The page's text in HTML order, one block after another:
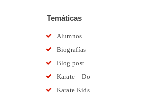
Temáticas
Alumnos
Biografías
Blog post
Karate – Do
Karate Kids